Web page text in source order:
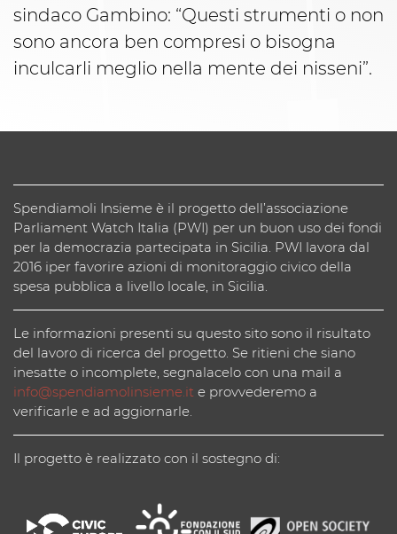
sindaco Gambino: “Questi strumenti o non
sono ancora ben compresi o bisogna
inculcarli meglio nella mente dei nisseni”.
Spendiamoli Insieme è il progetto dell’associazione
Parliament Watch Italia (PWI) per un buon uso dei fondi
per la democrazia partecipata in Sicilia. PWI lavora dal
2016 iper favorire azioni di monitoraggio civico della
spesa pubblica a livello locale, in Sicilia.
Le informazioni presenti su questo sito sono il risultato
del lavoro di ricerca del progetto. Se ritieni che siano
inesatte o incomplete, segnalacelo con una mail a
info@spendiamolinsieme.it e provvederemo a
verificarle e ad aggiornarle.
Il progetto è realizzato con il sostegno di: